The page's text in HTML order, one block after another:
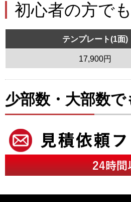
初心者の方で
テンプレート(1面)
17,900円
少部数・大部数